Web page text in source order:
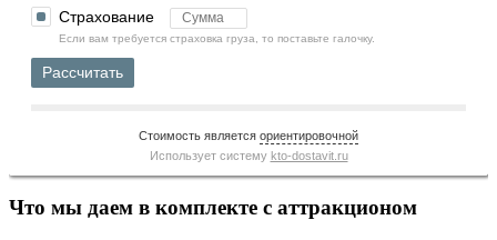
Страхование
Если вам требуется страховка груза, то поставьте галочку.
Рассчитать
Стоимость является ориентировочной
Использует систему kto-dostavit.ru
Что мы даем в комплекте с аттракционом